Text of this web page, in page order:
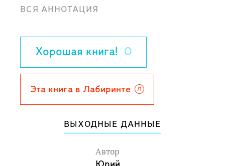
сохранились степи, прерии и пампасы.
Оказывается, их осталось не так много
из-за губительных действий человека, и
разбросаны они по всему миру. Мы
побываем в Казахстане, Аргентине,
США, Китае, Венгрии, и, конечно, в
России, где степи когда-то
простирались на тысячи километров: от
ВСЯ АННОТАЦИЯ
Хорошая книга! 0
Эта книга в Лабиринте
ВЫХОДНЫЕ ДАННЫЕ
Автор